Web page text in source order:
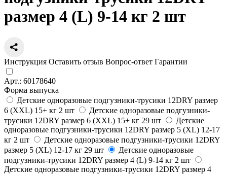
размер 4 (L) 9-14 кг 2 шт
Инструкция Оставить отзыв Вопрос-ответ Гарантии
Арт.: 60178640
Форма выпуска
Детские одноразовые подгузники-трусики 12DRY размер
6 (ХХL) 15+ кг 2 шт
Детские одноразовые подгузники-
трусики 12DRY размер 6 (ХХL) 15+ кг 29 шт
Детские
одноразовые подгузники-трусики 12DRY размер 5 (ХL) 12-17
кг 2 шт
Детские одноразовые подгузники-трусики 12DRY
размер 5 (ХL) 12-17 кг 29 шт
Детские одноразовые
подгузники-трусики 12DRY размер 4 (L) 9-14 кг 2 шт
Детские одноразовые подгузники-трусики 12DRY размер 4